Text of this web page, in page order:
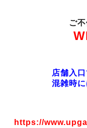
ご
店舗入
混雑時
https://